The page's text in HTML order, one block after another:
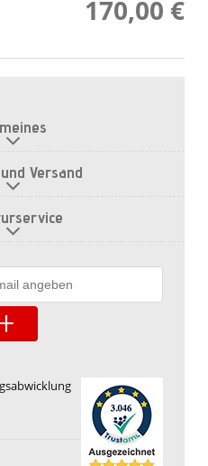
170,00 €
Versand